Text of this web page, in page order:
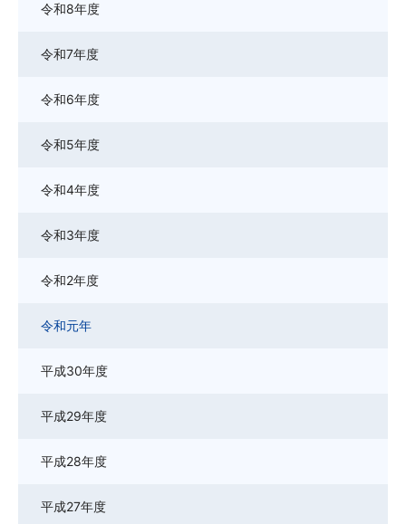
令和8年度
令和7年度
令和6年度
令和5年度
令和4年度
令和3年度
令和2年度
令和元年
平成30年度
平成29年度
平成28年度
平成27年度